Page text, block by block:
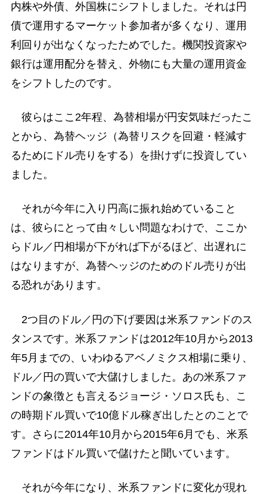
内株や外債、外国株にシフトしました。それは円
債で運用するマーケット参加者が多くなり、運用
利回りが出なくなったためでした。機関投資家や
銀行は運用配分を替え、外物にも大量の運用資金
をシフトしたのです。
彼らはここ2年程、為替相場が円安気味だったこ
とから、為替ヘッジ（為替リスクを回避・軽減す
るためにドル売りをする）を掛けずに投資してい
ました。
それが今年に入り円高に振れ始めていること
は、彼らにとって由々しい問題なわけで、ここか
らドル／円相場が下がれば下がるほど、出遅れに
はなりますが、為替ヘッジのためのドル売りが出
る恐れがあります。
2つ目のドル／円の下げ要因は米系ファンドのス
タンスです。米系ファンドは2012年10月から2013
年5月までの、いわゆるアベノミクス相場に乗り、
ドル／円の買いで大儲けしました。あの米系ファ
ンドの象徴とも言えるジョージ・ソロス氏も、こ
の時期ドル買いで10億ドル稼ぎ出したとのことで
す。さらに2014年10月から2015年6月でも、米系
ファンドはドル買いで儲けたと聞いています。
それが今年になり、米系ファンドに変化が現れ